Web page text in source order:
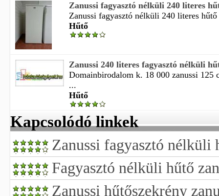
Zanussi fagyasztó nélküli 240 literes
Zanussi fagyasztó nélküli 240 literes
Hűtő
Zanussi 240 literes fagyasztó nélküli
Domainbirodalom k. 18 000 zanussi 125
...
Hűtő
Kapcsolódó linkek
Zanussi fagyasztó nélküli
Fagyasztó nélküli hűtő
Zanussi hűtőszekrény